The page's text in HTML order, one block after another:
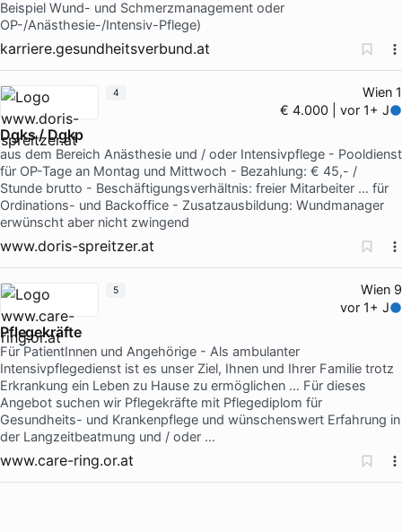
Beispiel Wund- und Schmerzmanagement oder
OP-/Anästhesie-/Intensiv-Pflege)
karriere.gesundheitsverbund.at
Wien 1
€ 4.000 | vor 1+ J
Dgks / Dgkp
aus dem Bereich Anästhesie und / oder Intensivpflege - Pooldienst
für OP-Tage an Montag und Mittwoch - Bezahlung: € 45,- /
Stunde brutto - Beschäftigungsverhältnis: freier Mitarbeiter … für
Ordinations- und Backoffice - Zusatzausbildung: Wundmanager
erwünscht aber nicht zwingend
www.doris-spreitzer.at
4
Wien 9
vor 1+ J
Pflegekräfte
Für PatientInnen und Angehörige - Als ambulanter
Intensivpflegedienst ist es unser Ziel, Ihnen und Ihrer Familie trotz
Erkrankung ein Leben zu Hause zu ermöglichen … Für dieses
Angebot suchen wir Pflegekräfte mit Pflegediplom für
Gesundheits- und Krankenpflege und wünschenswert Erfahrung in
der Langzeitbeatmung und / oder …
www.care-ring.or.at
5